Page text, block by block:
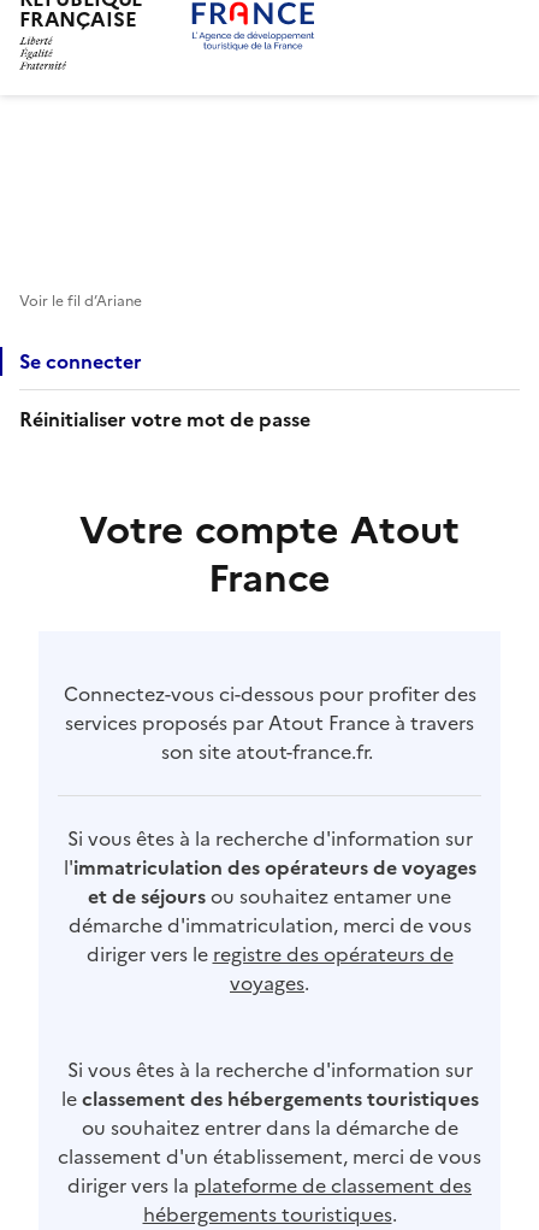
FRANÇAISE
Voir le fil d’Ariane
Se connecter
Réinitialiser votre mot de passe
Votre compte Atout
France
Connectez-vous ci-dessous pour profiter des
services proposés par Atout France à travers
son site atout-france.fr.
Si vous êtes à la recherche d'information sur
l'immatriculation des opérateurs de voyages
et de séjoursou souhaitez entamer une
démarche d'immatriculation, merci de vous
diriger vers le registre des opérateurs de
voyages.
Si vous êtes à la recherche d'information sur
leclassement des hébergements touristiques
ou souhaitez entrer dans la démarche de
classement d'un établissement, merci de vous
diriger vers la plateforme de classement des
hébergements touristiques.